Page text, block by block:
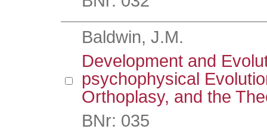
Baldwin, J.M.
Development and
psychophysical
Orthoplasy, and the
BNr: 035